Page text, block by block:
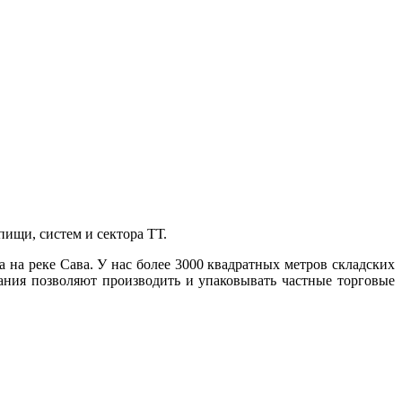
систем и сектора ТТ.
реке Сава. У нас более 3000 квадратных метров складских
позволяют производить и упаковывать частные торговые